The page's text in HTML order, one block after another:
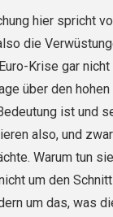
hier spricht
die
Krise gar
über den hohen
ist und
also, und
Warum tun
um den
um das, was